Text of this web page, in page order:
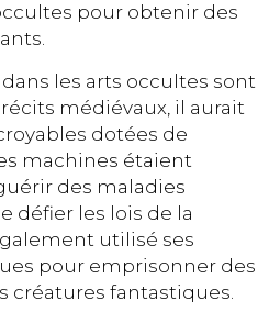
pour obtenir des
les arts occultes sont
médiévaux, il aurait
dotées de
machines étaient
des maladies
défier les lois de la
utilisé ses
pour emprisonner des
créatures fantastiques.